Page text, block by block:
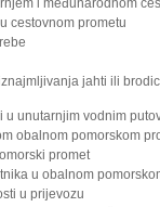
cestovnom prometu
jahti ili
u unutarnjim vodnim
obalnom pomorskom
promet
u obalnom
u prijevozu